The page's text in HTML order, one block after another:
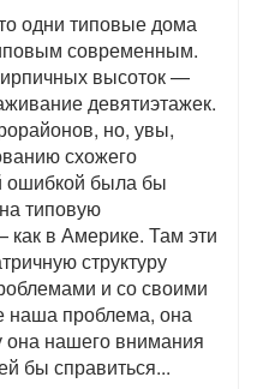
одни типовые дома
современным.
высоток —
девятиэтажек.
но, увы,
схожего
ошибкой была бы
типовую
как в Америке. Там эти
структуру
и со своими
наша проблема, она
она нашего внимания
бы справиться...